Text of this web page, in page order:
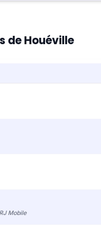
de Houéville
Mobile